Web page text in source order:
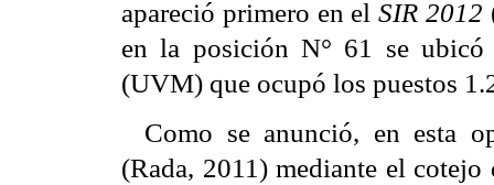
apareció primero en elSIR 2012
en la posición N° 61 se
(UVM) que ocupó los puestos
Como se anunció, en esta
(Rada, 2011) mediante el